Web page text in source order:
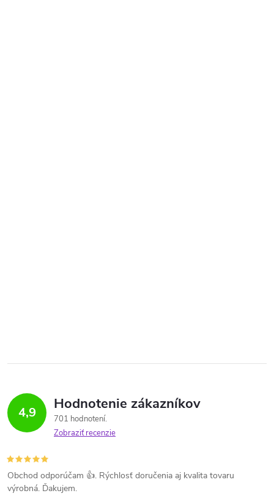
4,9 Hodnotenie zákazníkov
701 hodnotení
Zobraziť recenzie
Obchod odporúčam 👍. Rýchlosť doručenia aj kvalita tovaru
výrobná. Ďakujem.